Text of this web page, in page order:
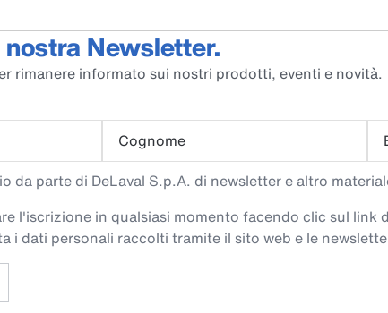
Newsletter.
rimanere informato sui nostri prodotti, eventi e novità.
Cognome
da parte di DeLaval S.p.A. di newsletter e altro
l'iscrizione in qualsiasi momento facendo clic sul
i dati personali raccolti tramite il sito web e le